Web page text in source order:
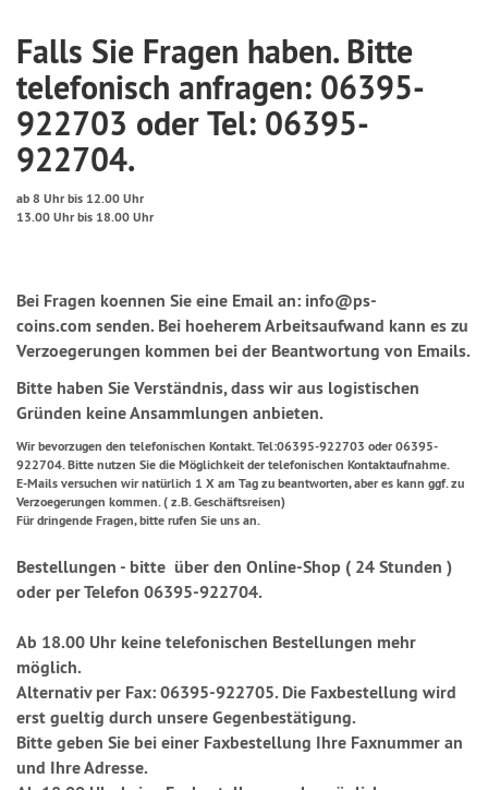
Falls Sie Fragen haben. Bitte
telefonisch anfragen: 06395-
922703 oder Tel: 06395-
922704.
ab 8 Uhr bis 12.00 Uhr
13.00 Uhr bis 18.00 Uhr
Bei Fragen koennen Sie eine Email an: info@ps-
coins.com senden. Bei hoeherem Arbeitsaufwand kann es zu
Verzoegerungen kommen bei der Beantwortung von Emails.
Bitte haben Sie Verständnis, dass wir aus logistischen
Gründen keine Ansammlungen anbieten.
Wir bevorzugen den telefonischen Kontakt. Tel:06395-922703 oder 06395-
922704. Bitte nutzen Sie die Möglichkeit der telefonischen Kontaktaufnahme.
E-Mails versuchen wir natürlich 1 X am Tag zu beantworten, aber es kann ggf. zu
Verzoegerungen kommen. ( z.B. Geschäftsreisen)
Für dringende Fragen, bitte rufen Sie uns an.
Bestellungen - bitte über den Online-Shop ( 24 Stunden )
oder per Telefon 06395-922704.
Ab 18.00 Uhr keine telefonischen Bestellungen mehr
möglich.
Alternativ per Fax: 06395-922705. Die Faxbestellung wird
erst gueltig durch unsere Gegenbestätigung.
Bitte geben Sie bei einer Faxbestellung Ihre Faxnummer an
und Ihre Adresse.